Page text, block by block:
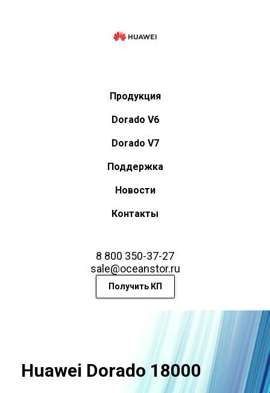
Продукция
Dorado V6
Dorado V7
Поддержка
Новости
Контакты
8 800 350-37-27
sale@oceanstor.ru
Получить КП
Huawei Dorado 18000